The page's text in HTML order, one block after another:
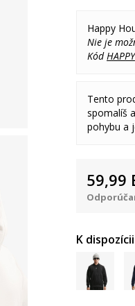
Happy
Nie je
KódHAPPY
Tento
spomalíš
pohybu a
59,99
K